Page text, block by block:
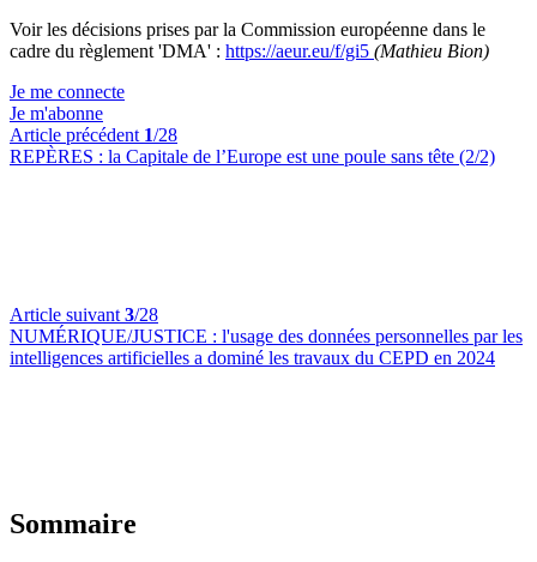
Voir les décisions prises par la Commission européenne dans le
cadre du règlement 'DMA' : https://aeur.eu/f/gi5 (Mathieu Bion)
Je me connecte
Je m'abonne
Article précédent 1/28
REPÈRES : la Capitale de l’Europe est une poule sans tête (2/2)
Article suivant 3/28
NUMÉRIQUE/JUSTICE : l'usage des données personnelles par les
intelligences artificielles a dominé les travaux du CEPD en 2024
Sommaire